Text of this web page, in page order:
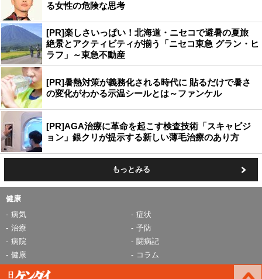
る女性の危険な思考
[PR]楽しさいっぱい！北海道・ニセコで避暑の夏旅
絶景とアクティビティが揃う「ニセコ東急 グラン・ヒ
ラフ」～東急不動産
[PR]暑熱対策が義務化される時代に 貼るだけで暑さ
の変化がわかる示温シールとは～ファンケル
[PR]AGA治療に革命を起こす検査技術「スキャビジ
ョン」銀クリが提示する新しい薄毛治療のあり方
もっとみる
健康
病気
症状
治療
予防
病院
闘病記
健康
コラム